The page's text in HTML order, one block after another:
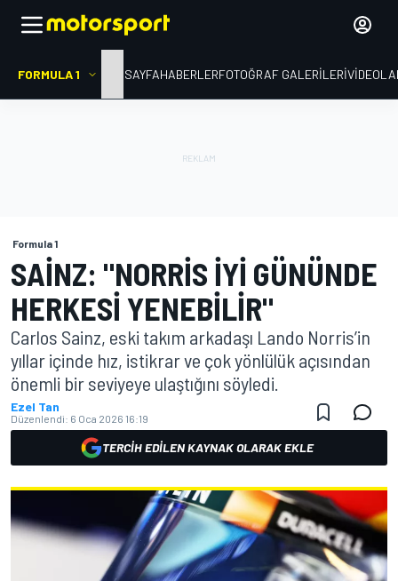
FORMULA 1 ANA SAYFAHABERLERFOTOĞRAF GALERILERI
Formula 1
SAINZ: "NORRIS IYI GÜNÜNDE
HERKESI YENEBILIR"
Carlos Sainz, eski takım arkadaşı Lando Norris’in
yıllar içinde hız, istikrar ve çok yönlülük açısından
önemli bir seviyeye ulaştığını söyledi.
Ezel Tan
Düzenlendi: 6 Oca 2026 16:19
TERCIH EDILEN KAYNAK OLARAK EKLE